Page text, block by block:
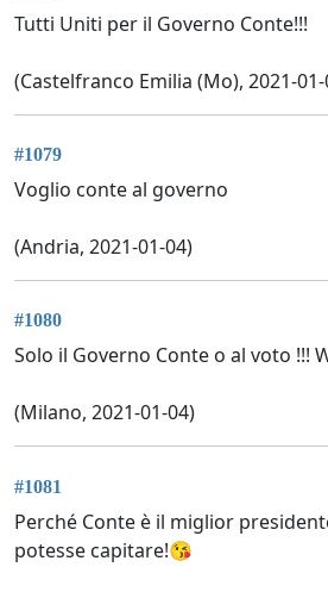
Tutti Uniti per il Governo Conte!!!
(Castelfranco Emilia (Mo), 2021-
#1079
Voglio conte al governo
(Andria, 2021-01-04)
#1080
Solo il Governo Conte o al voto !!!
(Milano, 2021-01-04)
#1081
Perché Conte è il miglior
potesse capitare!😘